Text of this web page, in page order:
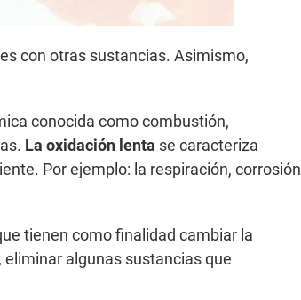
con otras sustancias. Asimismo,
conocida como combustión,
La oxidación lenta se caracteriza
Por ejemplo: la respiración, corrosión
tienen como finalidad cambiar la
algunas sustancias que